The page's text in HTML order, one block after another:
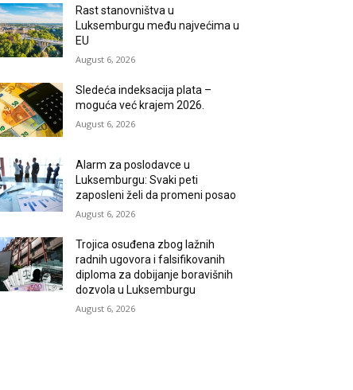
Rast stanovništva u
Luksemburgu među najvećima u
EU
August 6, 2026
Sledeća indeksacija plata –
moguća već krajem 2026.
August 6, 2026
Alarm za poslodavce u
Luksemburgu: Svaki peti
zaposleni želi da promeni posao
August 6, 2026
Trojica osuđena zbog lažnih
radnih ugovora i falsifikovanih
diploma za dobijanje boravišnih
dozvola u Luksemburgu
August 6, 2026